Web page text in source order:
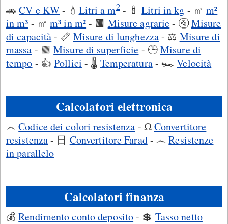
🚗CV e KW- 💧 Litri a m2- 🍼Litri in kg - ㎡m²
in m³ - ㎥m³ in m²- 🟫 Misure agrarie- 🚰Misure
di capacità- 📏 Misure di lunghezza- ⚖️ Misure di
massa - 🟩Misure di superficie - 🕒Misure di
tempo - 👍Pollici - 🌡️ Temperatura- 🏎️Velocità
Calcolatori elettronica
෴Codice dei colori resistenza - ΩConvertitore
resistenza- 日 Convertitore Farad- ෴Resistenze
in parallelo
Calcolatori finanza
💰Rendimento conto deposito- 💲 Tasso netto